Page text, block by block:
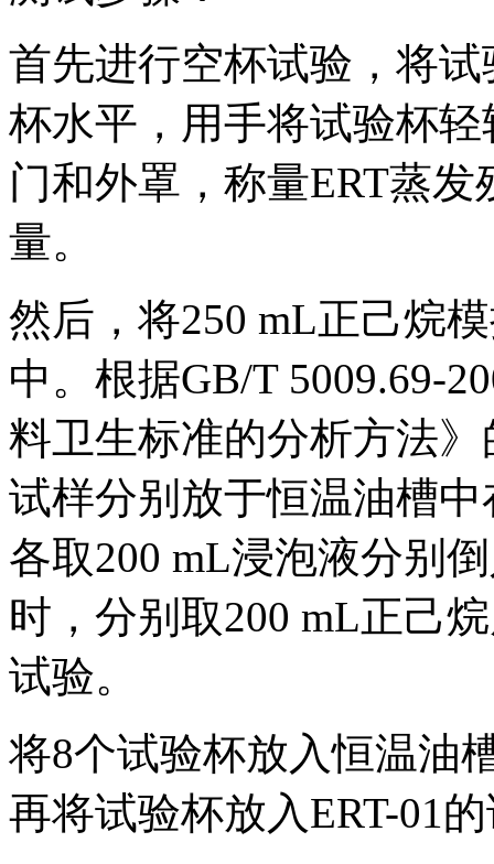
首先进行空杯试验，将
杯水平，用手将试验杯
门和外罩，称量ERT蒸
量。
然后，将250 mL正己烷
中。根据GB/T 5009.69-
料卫生标准的分析方法
试样分别放于恒温油槽
各取200 mL浸泡液分别
时，分别取200 mL正己
试验。
将8个试验杯放入恒温油
再将试验杯放入ERT-01